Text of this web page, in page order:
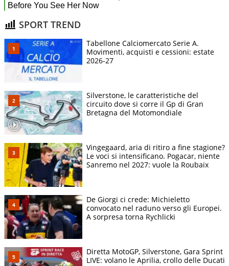
SPORT TREND
Tabellone Calciomercato Serie A.
Movimenti, acquisti e cessioni: estate
2026-27
Silverstone, le caratteristiche del
circuito dove si corre il Gp di Gran
Bretagna del Motomondiale
Vingegaard, aria di ritiro a fine stagione?
Le voci si intensificano. Pogacar, niente
Sanremo nel 2027: vuole la Roubaix
De Giorgi ci crede: Michieletto
convocato nel raduno verso gli Europei.
A sorpresa torna Rychlicki
Diretta MotoGP, Silverstone, Gara Sprint
LIVE: volano le Aprilia, crollo delle Ducati